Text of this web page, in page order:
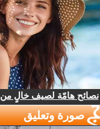
نصائح هامّة لصيف خالٍ من
صورة وتعليق